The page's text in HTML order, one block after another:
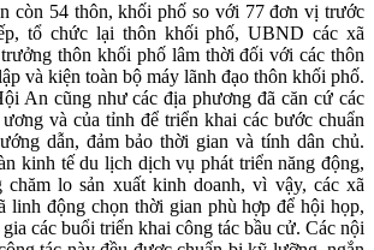
còn 54 thôn, khối phố so với 77 đơn vị trước
tổ chức lại thôn khối phố, UBND các xã
thôn khối phố lâm thời đối với các thôn
và kiện toàn bộ máy lãnh đạo thôn khối phố.
An cũng như các địa phương đã căn cứ các
và của tỉnh để triển khai các bước chuẩn
dẫn, đảm bảo thời gian và tính dân chủ.
kinh tế du lịch dịch vụ phát triển năng động,
chăm lo sản xuất kinh doanh, vì vậy, các xã
linh động chọn thời gian phù hợp để hội họp,
các buổi triển khai công tác bầu cử. Các nội